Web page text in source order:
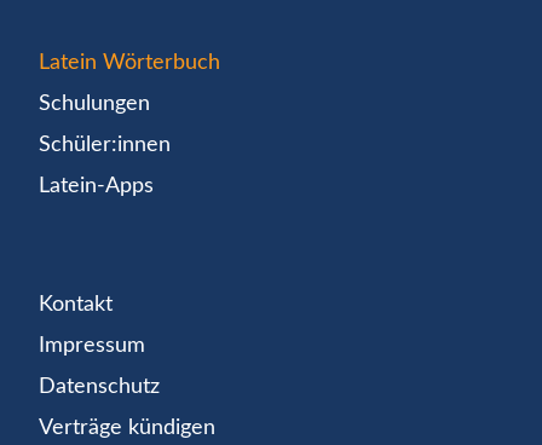
Latein Wörterbuch
Schulungen
Schüler:innen
Latein-Apps
Kontakt
Impressum
Datenschutz
Verträge kündigen